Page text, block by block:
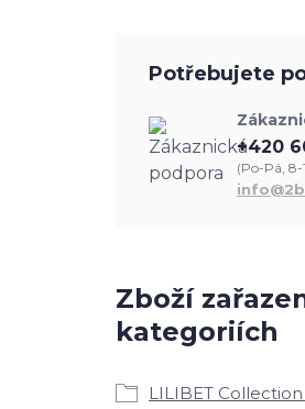
Zboží
kategoriích
LILIBET
Potřebujete
+420
(Po-Pá, 8-